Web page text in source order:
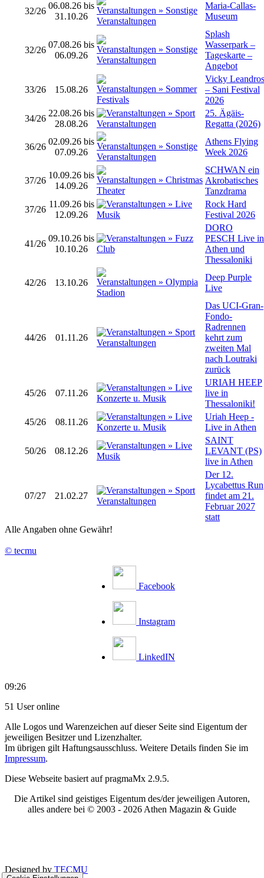
32/26
06.08.26 bis
31.10.26
Maria-Callas-
Museum
32/26
07.08.26 bis
06.09.26
Splash
Wasserpark –
Tageskarte –
Angebot
33/26 15.08.26
Vicky Leandros
– Sani Festival
2026
34/26
22.08.26 bis
28.08.26
25. Ägäis-
Regatta (2026)
36/26
02.09.26 bis
07.09.26
Athens Flying
Week 2026
37/26
10.09.26 bis
14.09.26
SCHWAN ein
Akrobatisches
Tanzdrama
37/26
11.09.26 bis
12.09.26
Rock Hard
Festival 2026
41/26
09.10.26 bis
10.10.26
DORO
PESCH Live in
Athen und
Thessaloniki
42/26 13.10.26
Deep Purple
Live
44/26 01.11.26
Das UCI-Gran-
Fondo-
Radrennen
kehrt zum
zweiten Mal
nach Loutraki
zurück
45/26 07.11.26
URIAH HEEP
live in
Thessaloniki!
45/26
08.11.26
Uriah Heep -
Live in Athen
50/26 08.12.26
SAINT
LEVANT (PS)
live in Athen
07/27 21.02.27
Der 12.
Lycabettus Run
findet am 21.
Februar 2027
statt
Alle Angaben ohne Gewähr!
© tecmu
Facebook
Instagram
LinkedIN
09:26
51 User online
Alle Logos und Warenzeichen auf dieser Seite sind Eigentum der
jeweiligen Besitzer und Lizenzhalter.
Im übrigen gilt Haftungsausschluss. Weitere Details finden Sie im
Impressum.
Diese Webseite basiert auf pragmaMx 2.9.5.
Die Artikel sind geistiges Eigentum des/der jeweiligen Autoren,
alles andere bei © 2003 - 2026 Athen Magazin & Guide
Designed byTECMU